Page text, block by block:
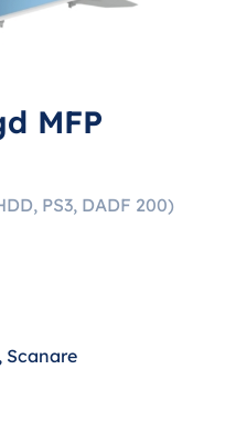
MFP
PS3, DADF 200)
Scanare